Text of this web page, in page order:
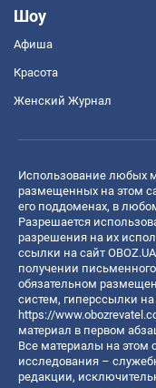
Шоу
Афиша
Красота
Женский Журнал
Использование любых
размещенных на этом
его поддоменах, в
Разрешается
разрешения на их
ссылки на сайт
получении
обязательном
систем, гиперссылки
https://
материал в первом
Все материалы на этом
исследования –
редакции,